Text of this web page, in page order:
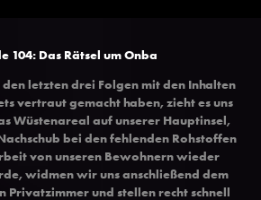
104: Das Rätsel um Onba
letzten drei Folgen mit den Inhalten
vertraut gemacht haben, zieht es uns
Wüstenareal auf unserer Hauptinsel,
bei den fehlenden Rohstoffen
von unseren Bewohnern wieder
widmen wir uns anschließend dem
Privatzimmer und stellen recht schnell